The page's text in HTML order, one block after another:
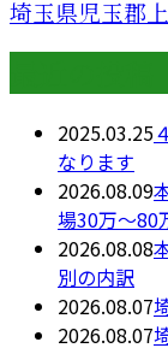
埼玉県児玉郡
2025.03.25
なります
2026.08.09
場30万〜80
2026.08.08
別の内訳
2026.08.07
2026.08.07